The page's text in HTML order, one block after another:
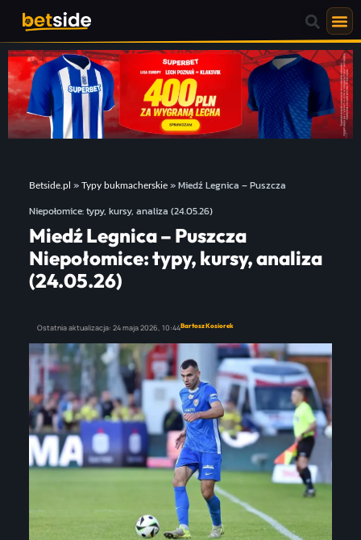
Betside.pl » Typy bukmacherskie»Miedź Legnica – Puszcza
Niepołomice: typy, kursy, analiza (24.05.26)
Miedź Legnica – Puszcza
Niepołomice: typy, kursy, analiza
(24.05.26)
Ostatnia aktualizacja: 24 maja 2026, 10:44Bartosz Kosiorek